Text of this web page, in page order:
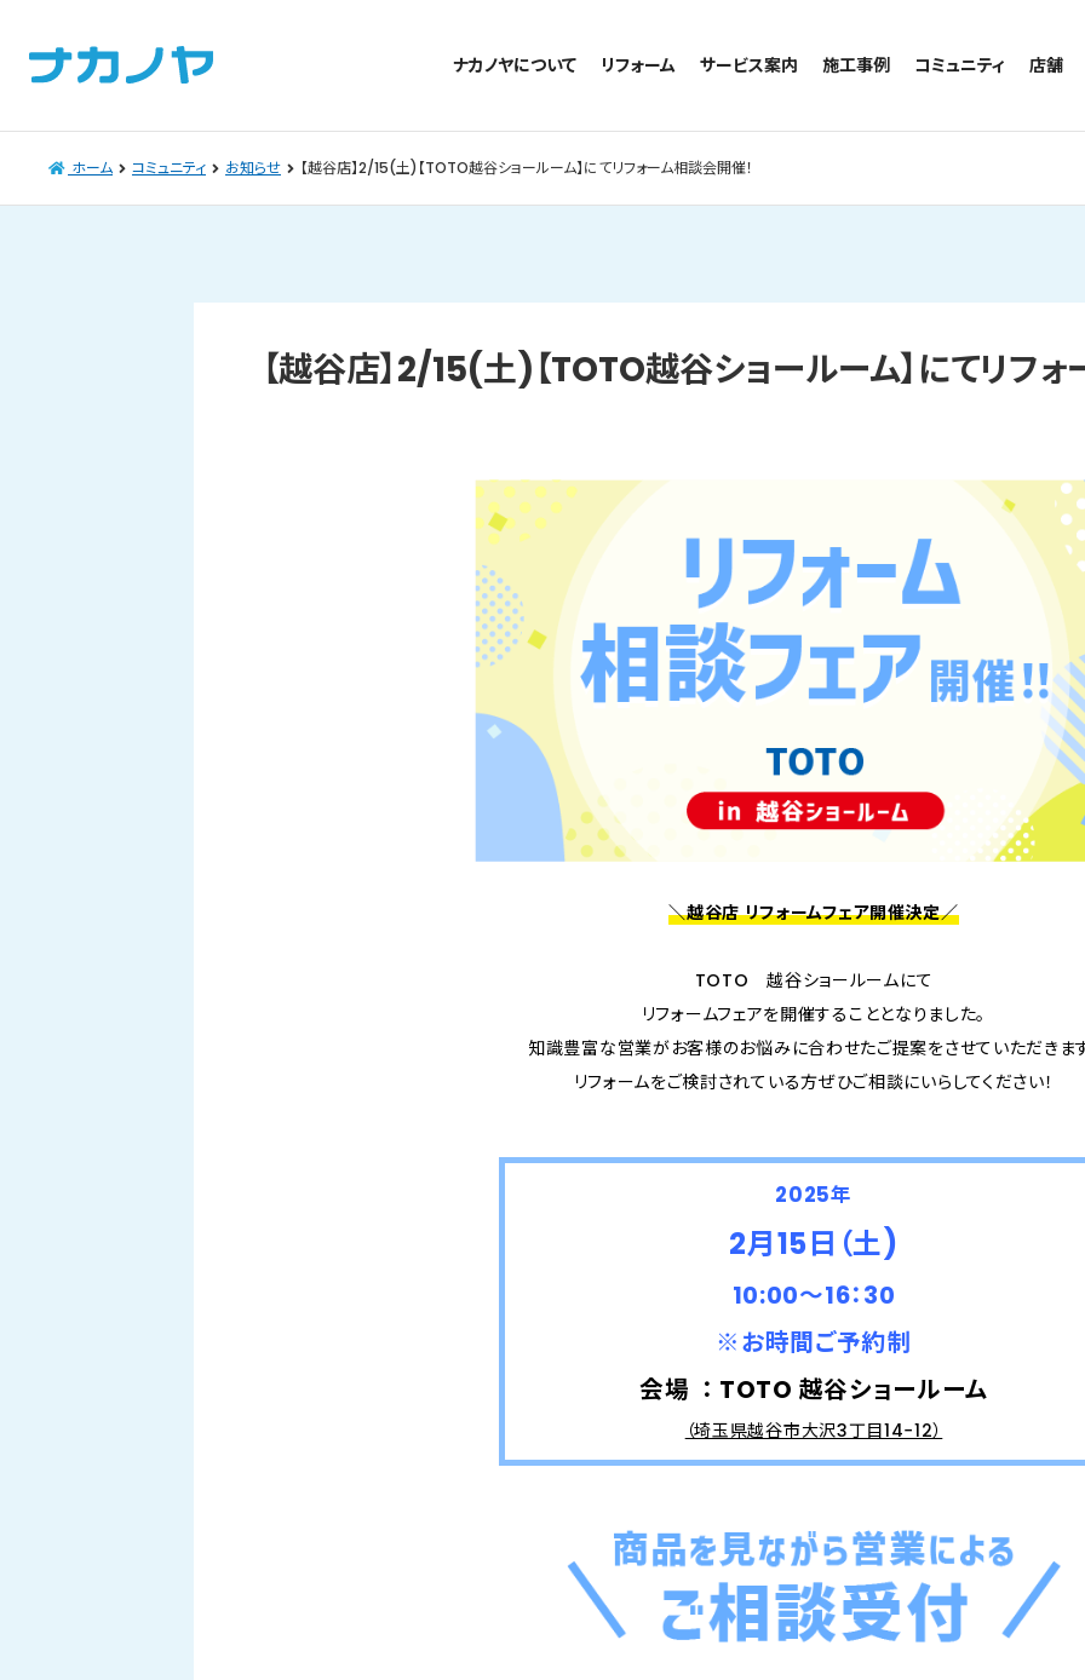
ナカノヤについて リフォーム
お風呂のリフォーム
キッチンのリフォーム
洗面台のリフォーム
外壁のリフォーム
サービス案内
相談室・よくある質問
施工事例
トイレの施工事例
キッチンの施工事例
コミュニティ
アルブル通信
ブログ
店舗
墨
日
ホーム コミュニティ お知らせ 【越谷店】2/15(土)【TOTO越谷ショールーム】にてリフォーム相談会開催！
【越谷店】2/15(土)【TOTO越谷ショールーム】にてリフ
＼越谷店 リフォームフェア開催決定／
TOTO 越谷ショールームにて
リフォームフェアを開催することとなりました。
知識豊富な営業がお客様のお悩みに合わせたご提案をさせていただきま
リフォームをご検討されている方ぜひご相談にいらしてください！
2025年
2月15日（土)
10:00～16：30
※お時間ご予約制
会場 ： TOTO 越谷ショールーム
（埼玉県越谷市大沢3丁目14−12）